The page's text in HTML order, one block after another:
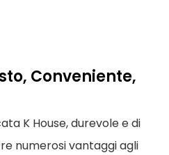
Conveniente,
K House, durevole e di
numerosi vantaggi agli